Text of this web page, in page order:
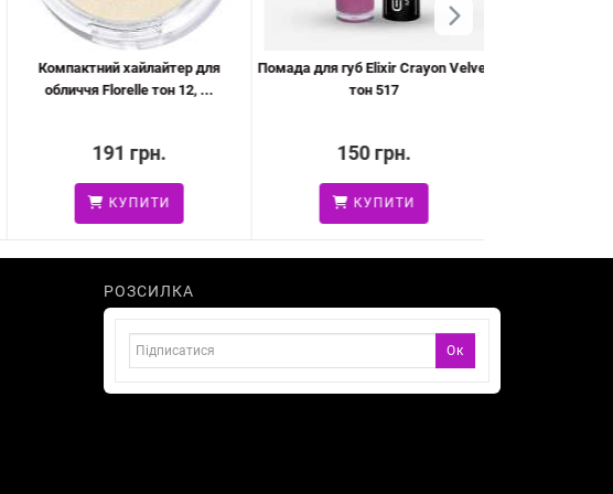
Компактний хайлайтер для
обличчя Florelle тон 12, ...
191 грн.
КУПИТИ
Помада для губ Elixir Crayon Velvet
тон 517
150 грн.
КУПИТИ
РОЗСИЛКА
Ок